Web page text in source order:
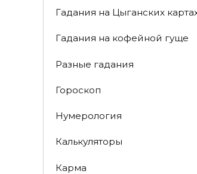
Гадания на Цыганских
Гадания на кофейной гуще
Разные гадания
Гороскоп
Нумерология
Калькуляторы
Карма